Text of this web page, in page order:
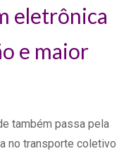
eletrônica
e maior
também passa pela
no transporte coletivo